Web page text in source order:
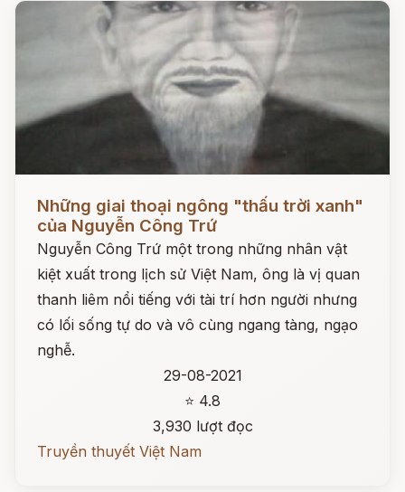
Những giai thoại ngông "thấu trời xanh"
của Nguyễn Công Trứ
Nguyễn Công Trứ một trong những nhân vật
kiệt xuất trong lịch sử Việt Nam, ông là vị quan
thanh liêm nổi tiếng với tài trí hơn người nhưng
có lối sống tự do và vô cùng ngang tàng, ngạo
nghễ.
29-08-2021
⭐ 4.8
3,930 lượt đọc
Truyền thuyết Việt Nam